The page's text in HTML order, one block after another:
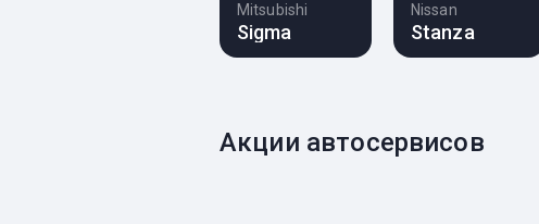
Mitsubishi
Sigma
Nissan
Stanza
Акции автосервисов